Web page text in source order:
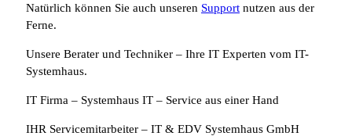
Natürlich können Sie auch unseren Support nutzen aus der
Ferne.
Unsere Berater und Techniker – Ihre IT Experten vom IT-
Systemhaus.
IT Firma – Systemhaus IT – Service aus einer Hand
IHR Servicemitarbeiter – IT & EDV Systemhaus GmbH